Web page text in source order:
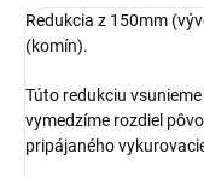
Redukcia z 150mm
(komín).
Túto redukciu
vymedzíme rozdiel
pripájaného